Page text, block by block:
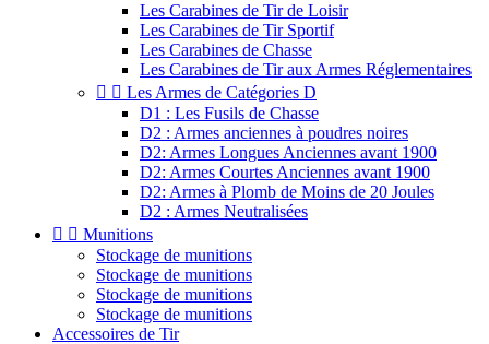
Les Carabines de Tir de Loisir
Les Carabines de Tir Sportif
Les Carabines de Chasse
Les Carabines de Tir aux Armes Réglementaires
  Les Armes de Catégories D
D1 : Les Fusils de Chasse
D2 : Armes anciennes à poudres noires
D2: Armes Longues Anciennes avant 1900
D2: Armes Courtes Anciennes avant 1900
D2: Armes à Plomb de Moins de 20 Joules
D2 : Armes Neutralisées
  Munitions
Stockage de munitions
Stockage de munitions
Stockage de munitions
Stockage de munitions
Accessoires de Tir